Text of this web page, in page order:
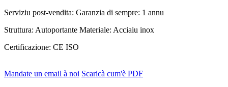
Serviziu post-vendita: Garanzia di sempre: 1 annu
Struttura: Autoportante Materiale: Acciaiu inox
Certificazione: CE ISO
Mandate un email à noi Scaricà cum'è PDF